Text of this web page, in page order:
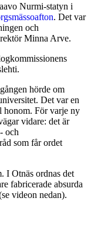
Nurmi-statyn i
. Det var
och
Minna Arve.
hörde om
Det var en
honom. För varje ny
vidare: det är
och
som får ordet
I Otnäs ordnas det
fabricerade absurda
videon nedan).